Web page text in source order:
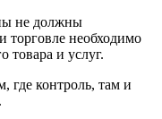
не должны
торговле необходимо
товара и услуг.
контроль, там и